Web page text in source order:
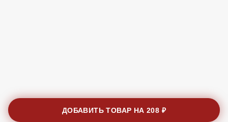
ДОБАВИТЬ ТОВАР НА208 ₽